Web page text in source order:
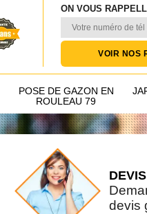
ON VOUS
VOIR NOS
POSE DE GAZON EN
ROULEAU 79
devis